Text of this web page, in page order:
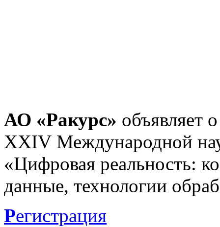
АО «Ракурс» объявляет
XXIV Международной
«Цифровая реальность:
данные, технологии
Регистрация